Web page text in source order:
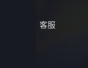
客服